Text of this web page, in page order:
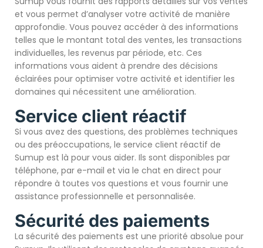
et vous permet d’analyser votre activité de manière
approfondie. Vous pouvez accéder à des informations
telles que le montant total des ventes, les transactions
individuelles, les revenus par période, etc. Ces
informations vous aident à prendre des décisions
éclairées pour optimiser votre activité et identifier les
domaines qui nécessitent une amélioration.
Service client réactif
Si vous avez des questions, des problèmes techniques
ou des préoccupations, le service client réactif de
Sumup est là pour vous aider. Ils sont disponibles par
téléphone, par e-mail et via le chat en direct pour
répondre à toutes vos questions et vous fournir une
assistance professionnelle et personnalisée.
Sécurité des paiements
La sécurité des paiements est une priorité absolue pour